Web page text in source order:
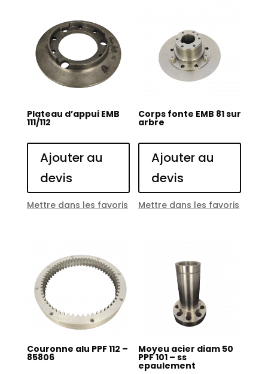
Plateau d’appui EMB
111/112
Ajouter au
devis
Mettre dans les favoris
Corps fonte EMB 81 sur
arbre
Ajouter au
devis
Mettre dans les favoris
Couronne alu PPF 112 –
85806
Moyeu acier diam 50
PPF 101 – ss
epaulement